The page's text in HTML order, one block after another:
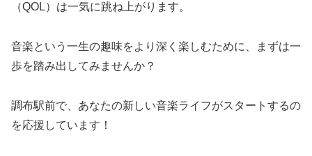
（QOL）は一気に跳ね上がります。
音楽という一生の趣味をより深く楽しむために、まずは一
歩を踏み出してみませんか？
調布駅前で、あなたの新しい音楽ライフがスタートするの
を応援しています！